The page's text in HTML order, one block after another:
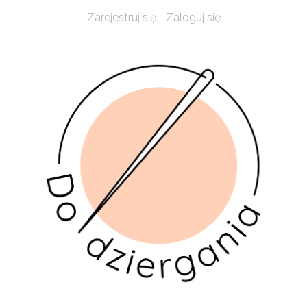
Zarejestruj się Zaloguj się